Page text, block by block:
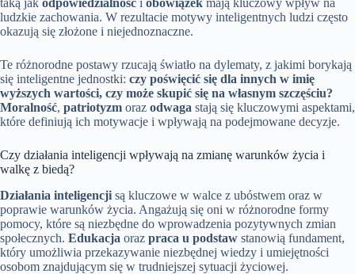
taką jak odpowiedzialność i obowiązek mają kluczowy wpływ na
ludzkie zachowania. W rezultacie motywy inteligentnych ludzi często
okazują się złożone i niejednoznaczne.
Te różnorodne postawy rzucają światło na dylematy, z jakimi borykają
się inteligentne jednostki: czy poświęcić się dla innych w imię
wyższych wartości, czy może skupić się na własnym szczęściu?
Moralność, patriotyzm oraz odwaga stają się kluczowymi aspektami,
które definiują ich motywacje i wpływają na podejmowane decyzje.
Czy działania inteligencji wpływają na zmianę warunków życia i
walkę z biedą?
Działania inteligencji są kluczowe w walce z ubóstwem oraz w
poprawie warunków życia. Angażują się oni w różnorodne formy
pomocy, które są niezbędne do wprowadzenia pozytywnych zmian
społecznych. Edukacja oraz praca u podstaw stanowią fundament,
który umożliwia przekazywanie niezbędnej wiedzy i umiejętności
osobom znajdującym się w trudniejszej sytuacji życiowej.